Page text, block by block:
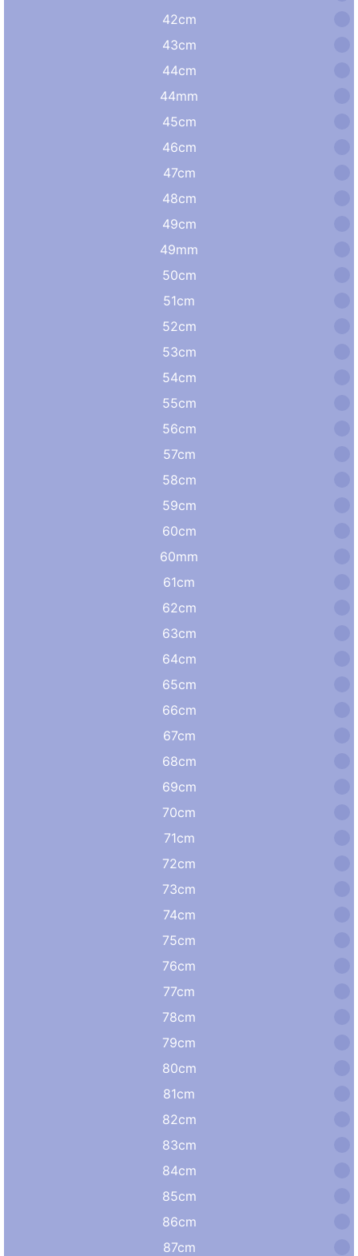
42cm
43cm
44cm
44mm
45cm
46cm
47cm
48cm
49cm
49mm
50cm
51cm
52cm
53cm
54cm
55cm
56cm
57cm
58cm
59cm
60cm
60mm
61cm
62cm
63cm
64cm
65cm
66cm
67cm
68cm
69cm
70cm
71cm
72cm
73cm
74cm
75cm
76cm
77cm
78cm
79cm
80cm
81cm
82cm
83cm
84cm
85cm
86cm
87cm